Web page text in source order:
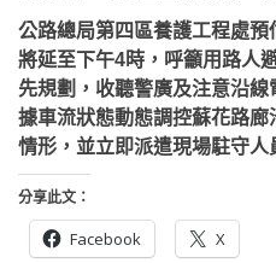
公路總局第四區養護工程處預
將延至下午4時，呼籲用路人
先規劃，收聽警廣及注意沿
據車流狀態動態調控蘇花路
情形，並立即派遣現場駐守人
分享此文：
Facebook X